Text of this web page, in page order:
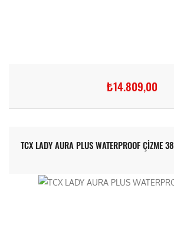
₺14.809,00
TCX LADY AURA PLUS WATERPROOF ÇİZME 38